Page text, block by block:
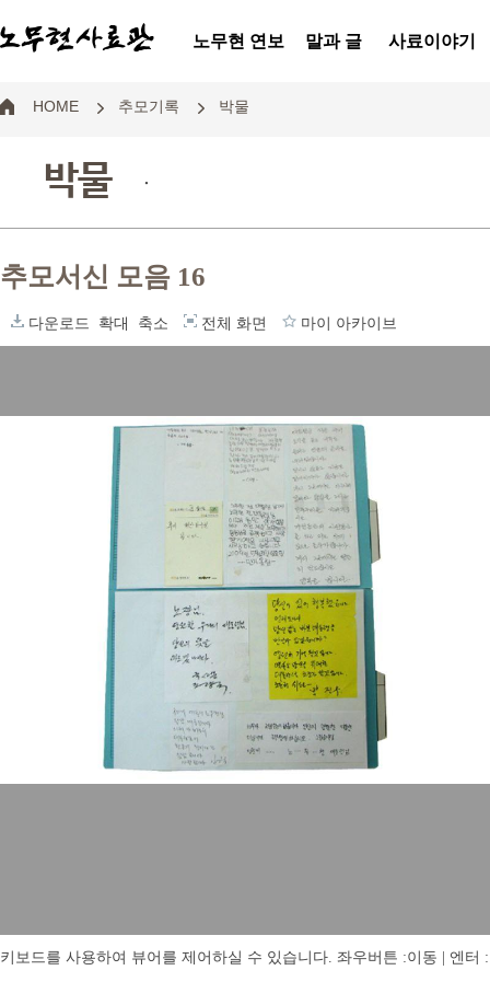
노무현 연보 말과 글 사료이야기
HOME 추모기록 박물
박물 .
추모서신 모음 16
다운로드 확대 축소 전체 화면 마이 아카이브
키보드를 사용하여 뷰어를 제어하실 수 있습니다. 좌우버튼 :이동 | 엔터